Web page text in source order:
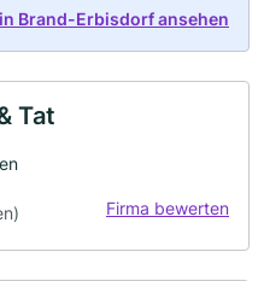
Brand-Erbisdorf ansehen
Tat
Firma bewerten